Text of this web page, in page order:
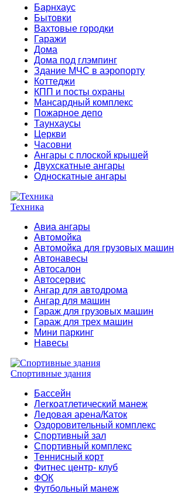
Барнхаус
Бытовки
Вахтовые городки
Гаражи
Дома
Дома под глэмпинг
Здание МЧС в аэропорту
Коттеджи
КПП и посты охраны
Мансардный комплекс
Пожарное депо
Таунхаусы
Церкви
Часовни
Ангары с плоской крышей
Двухскатные ангары
Односкатные ангары
Техника
Авиа ангары
Автомойка
Автомойка для грузовых машин
Автонавесы
Автосалон
Автосервис
Ангар для автодрома
Ангар для машин
Гараж для грузовых машин
Гараж для трех машин
Мини паркинг
Навесы
Спортивные здания
Бассейн
Легкоатлетический манеж
Ледовая арена/Каток
Оздоровительный комплекс
Спортивный зал
Спортивный комплекс
Теннисный корт
Фитнес центр- клуб
ФОК
Футбольный манеж